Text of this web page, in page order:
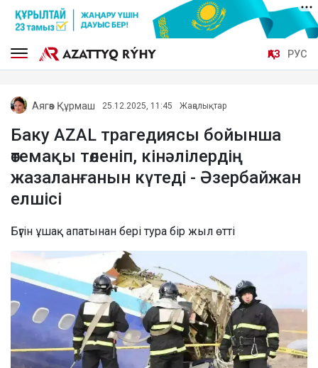
ҚАЗ РУС
Аягөз Құрмаш 25.12.2025, 11:45 Жаңалықтар
Баку AZAL трагедиясы бойынша
өтемақы төленіп, кінәлілердің
жазаланғанын күтеді - Әзербайжан
елшісі
Бүгін ұшақ апатынан бері тура бір жыл өтті